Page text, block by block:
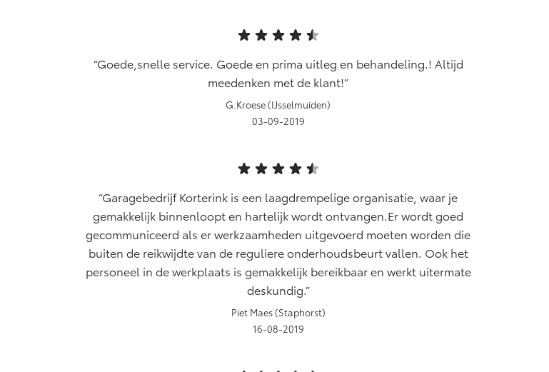
Goede,snelle service. Goede en prima uitleg en behandeling.! Altijd
meedenken met de klant!
G.Kroese (IJsselmuiden)
03-09-2019
Garagebedrijf Korterink is een laagdrempelige organisatie, waar je
gemakkelijk binnenloopt en hartelijk wordt ontvangen.Er wordt goed
gecommuniceerd als er werkzaamheden uitgevoerd moeten worden die
buiten de reikwijdte van de reguliere onderhoudsbeurt vallen. Ook het
personeel in de werkplaats is gemakkelijk bereikbaar en werkt uitermate
deskundig.
Piet Maes (Staphorst)
16-08-2019